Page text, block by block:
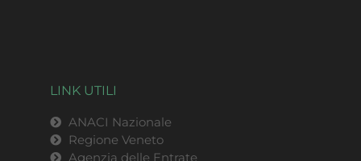
LINK UTILI
ANACI Nazionale
Regione Veneto
Agenzia delle Entrate